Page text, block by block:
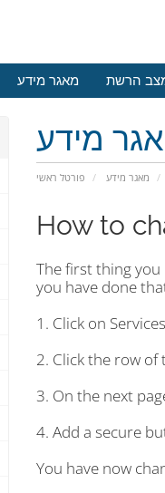
מאגר מידע הרשת
מידע
פורטל ראשי מאגר מידע
How to
The first thing
you have done
1. Click on
2. Click the row
3. On the next
4. Add a secure
You have now